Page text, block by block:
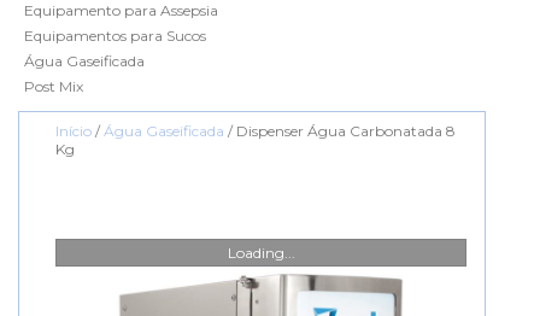
Equipamento para Assepsia
Equipamentos para Sucos
Água Gaseificada
Post Mix
Início / Água Gaseificada / Dispenser Água Carbonatada 8
Kg
Loading...